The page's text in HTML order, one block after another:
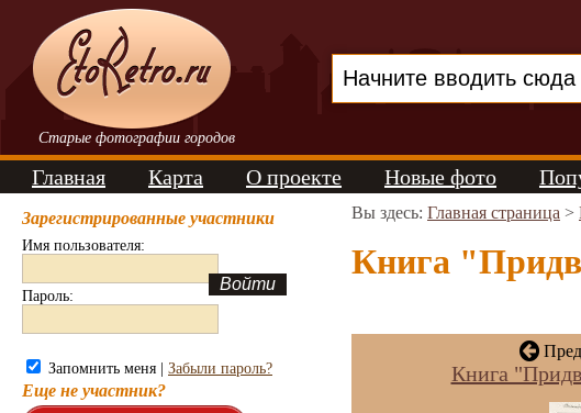
Старые фотографии городов
Главная Карта О проекте Новые фото
Зарегистрированные участники
Имя пользователя:
Пароль:
Запомнить меня | Забыли пароль?
Еще не участник?
Вы здесь: Главная страница >
Книга
Книга